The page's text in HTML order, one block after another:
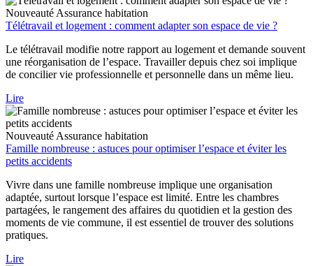
Nouveauté Assurance habitation
Télétravail et logement : comment adapter son espace de vie ?
Le télétravail modifie notre rapport au logement et demande souvent
une réorganisation de l’espace. Travailler depuis chez soi implique
de concilier vie professionnelle et personnelle dans un même lieu.
Lire
Nouveauté Assurance habitation
Famille nombreuse : astuces pour optimiser l’espace et éviter les
petits accidents
Vivre dans une famille nombreuse implique une organisation
adaptée, surtout lorsque l’espace est limité. Entre les chambres
partagées, le rangement des affaires du quotidien et la gestion des
moments de vie commune, il est essentiel de trouver des solutions
pratiques.
Lire